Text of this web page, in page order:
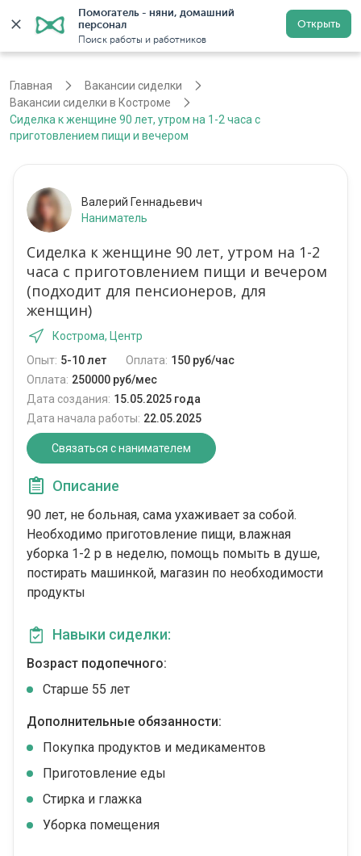
Помогатель - няни, домашний
персонал
Поиск работы и работников
Открыть
Регистрация
Главная
Вакансии сиделки
Вакансии сиделки в Костроме
Сиделка к женщине 90 лет, утром на 1-2 часа с
приготовлением пищи и вечером
Валерий Геннадьевич
Наниматель
Сиделка к женщине 90 лет, утром на 1-2
часа с приготовлением пищи и вечером
(подходит для пенсионеров, для
женщин)
Кострома, Центр
Опыт: 5-10 лет Оплата: 150 руб/час
Оплата: 250000 руб/мес
Дата создания: 15.05.2025 года
Дата начала работы: 22.05.2025
Связаться с нанимателем
Описание
90 лет, не больная, сама ухаживает за собой.
Необходимо приготовление пищи, влажная
уборка 1-2 р в неделю, помощь помыть в душе,
постирать машинкой, магазин по необходимости
продукты
Навыки сиделки:
Возраст подопечного:
Cтарше 55 лет
Дополнительные обязанности:
Покупка продуктов и медикаментов
Приготовление еды
Стирка и глажка
Уборка помещения